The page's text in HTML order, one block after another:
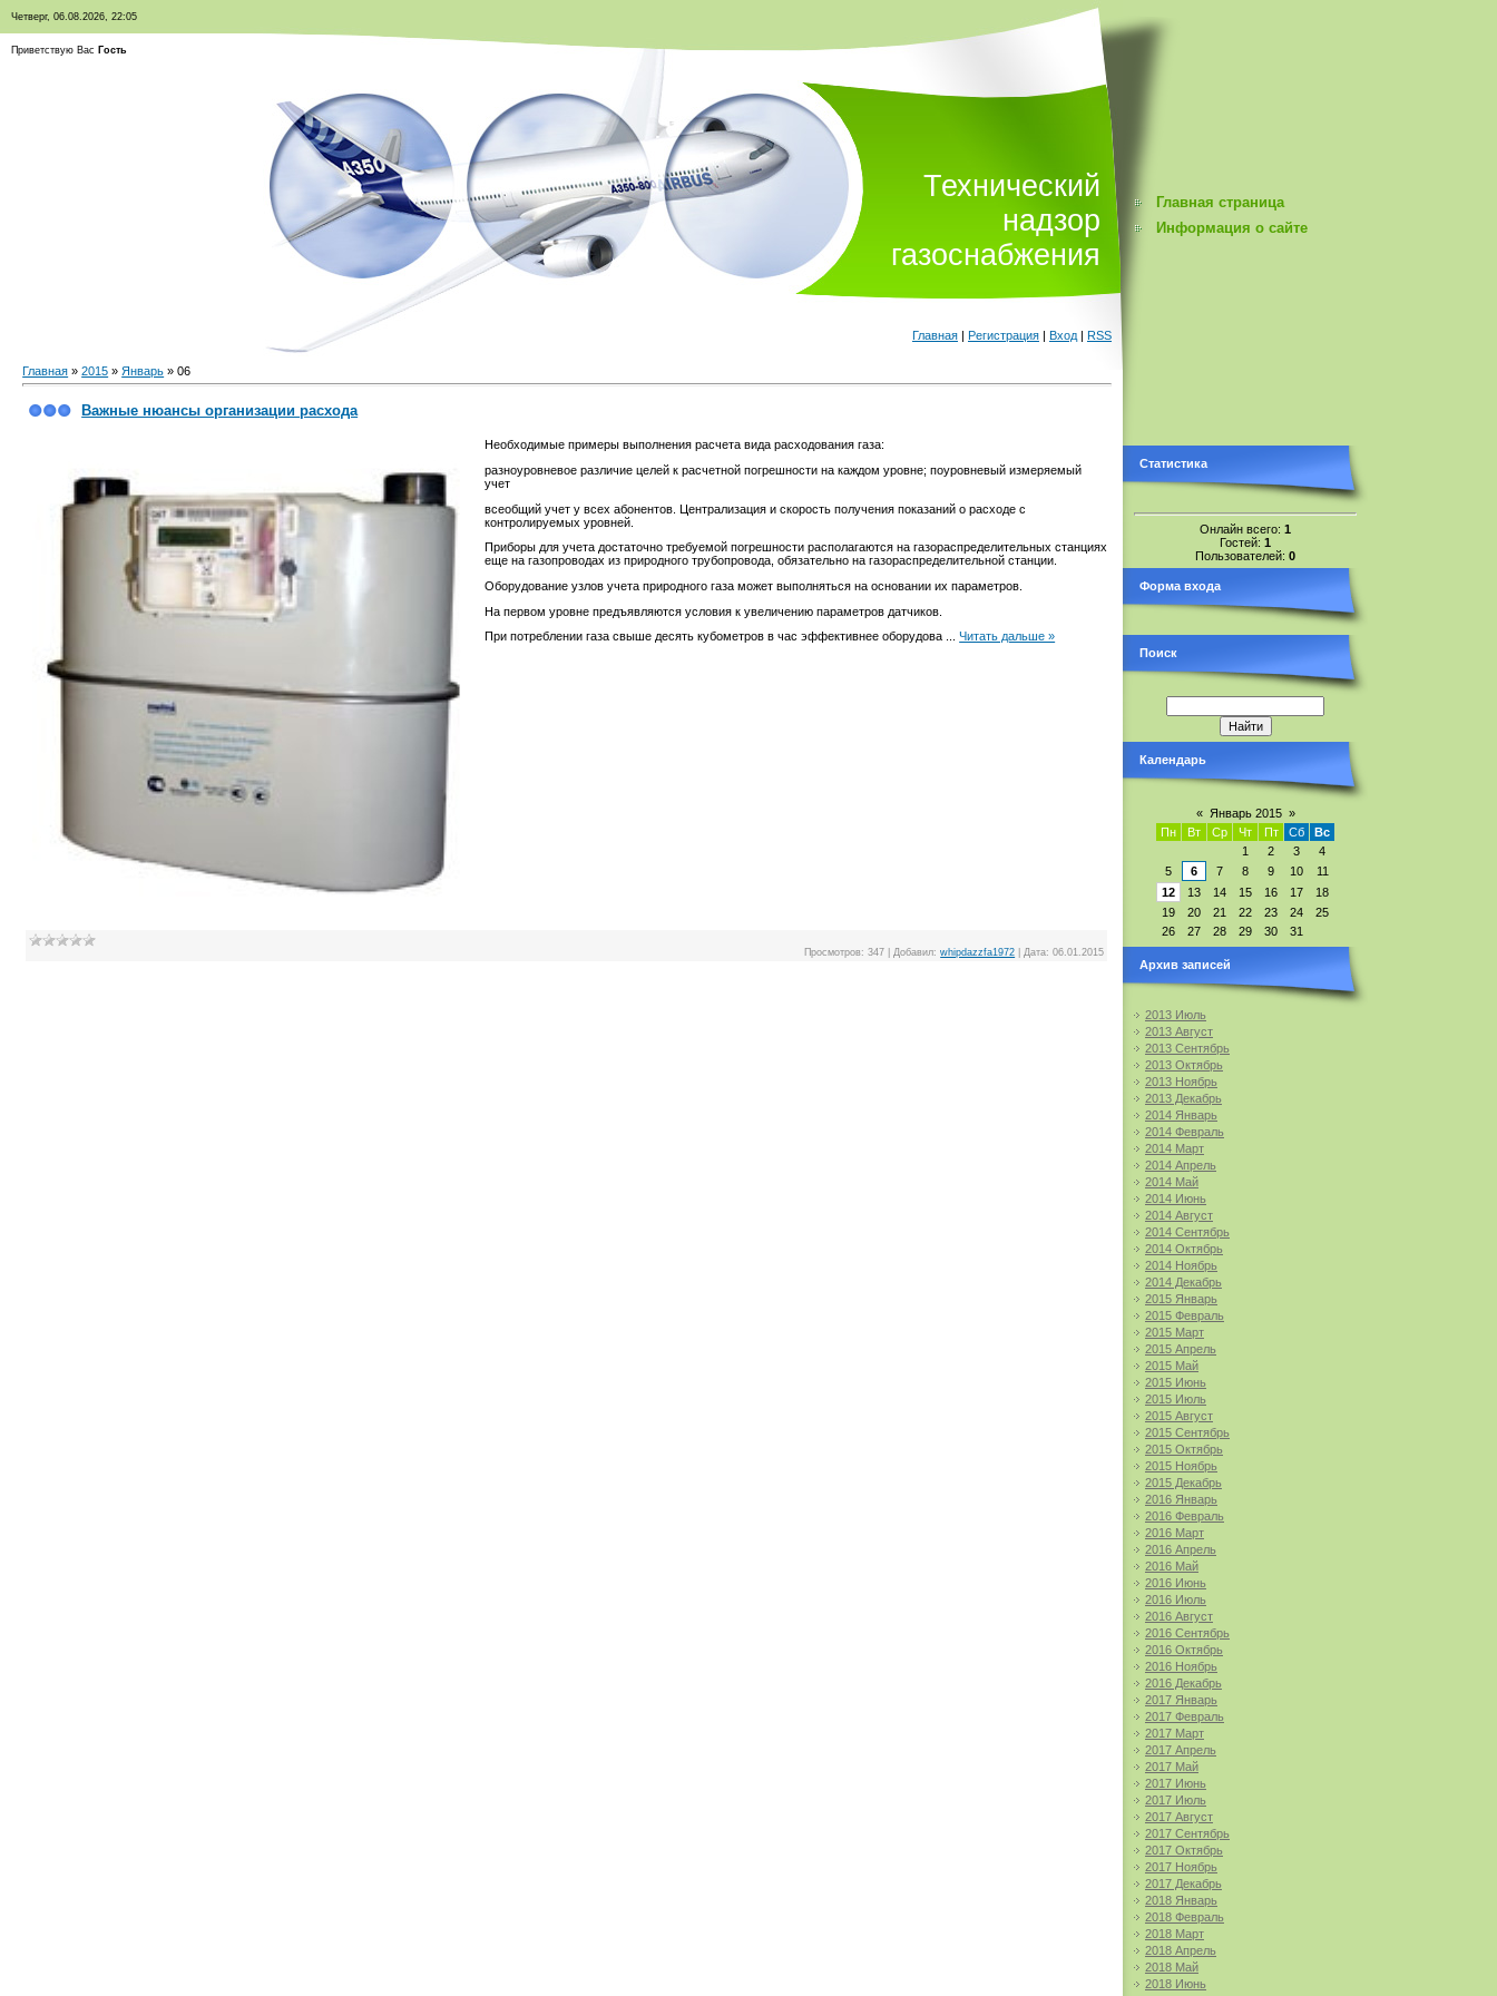
Четверг, 06.08.2026, 22:05
Приветствую Вас Гость
Технический
надзор
газоснабжения
Главная | Регистрация | Вход | RSS
Главная »2015 » Январь » 06
Важные нюансы организации расхода
Необходимые примеры выполнения расчета вида расходования газа:
разноуровневое различие целей к расчетной погрешности на каждом уровне; поуровневый измеряемый
учет
всеобщий учет у всех абонентов. Централизация и скорость получения показаний о расходе с
контролируемых уровней.
Приборы для учета достаточно требуемой погрешности располагаются на газораспределительных станциях
еще на газопроводах из природного трубопровода, обязательно на газораспределительной станции.
Оборудование узлов учета природного газа может выполняться на основании их параметров.
На первом уровне предъявляются условия к увеличению параметров датчиков.
При потреблении газа свыше десять кубометров в час эффективнее оборудова
...Читать дальше »
Просмотров: 347 Добавил: whipdazzfa1972 Дата: 06.01.2015
Главная страница
Информация о сайте
Статистика
Онлайн всего: 1
Гостей: 1
Пользователей: 0
Форма входа
Поиск
Календарь
« Январь 2015 »
Пн
Вт Ср Чт Пт Сб
Вс
1
2 3
4
5
6 7 8 9 10
11
12
13 14 15 16 17
18
19
20 21 22 23 24
25
26
27 28 29 30 31
Архив записей
2013 Июль
2013 Август
2013 Сентябрь
2013 Октябрь
2013 Ноябрь
2013 Декабрь
2014 Январь
2014 Февраль
2014 Март
2014 Апрель
2014 Май
2014 Июнь
2014 Август
2014 Сентябрь
2014 Октябрь
2014 Ноябрь
2014 Декабрь
2015 Январь
2015 Февраль
2015 Март
2015 Апрель
2015 Май
2015 Июнь
2015 Июль
2015 Август
2015 Сентябрь
2015 Октябрь
2015 Ноябрь
2015 Декабрь
2016 Январь
2016 Февраль
2016 Март
2016 Апрель
2016 Май
2016 Июнь
2016 Июль
2016 Август
2016 Сентябрь
2016 Октябрь
2016 Ноябрь
2016 Декабрь
2017 Январь
2017 Февраль
2017 Март
2017 Апрель
2017 Май
2017 Июнь
2017 Июль
2017 Август
2017 Сентябрь
2017 Октябрь
2017 Ноябрь
2017 Декабрь
2018 Январь
2018 Февраль
2018 Март
2018 Апрель
2018 Май
2018 Июнь